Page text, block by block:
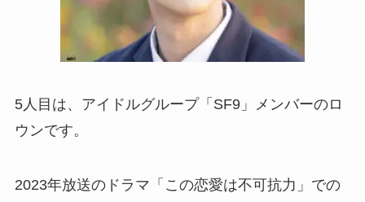
5人目は、アイドルグループ「SF9」メンバーのロ
ウンです。
2023年放送のドラマ「この恋愛は不可抗力」での